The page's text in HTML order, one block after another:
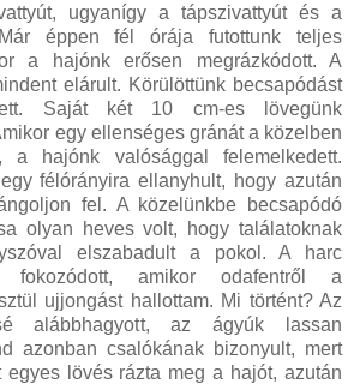
ugyanígy a tápszivattyút és a
éppen fél órája futottunk teljes
a hajónk erősen megrázkódott. A
elárult. Körülöttünk becsapódást
Saját két 10 cm-es lövegünk
egy ellenséges gránát a közelben
a hajónk valósággal felemelkedett.
félórányira ellanyhult, hogy azután
fel. A közelünkbe becsapódó
olyan heves volt, hogy találatoknak
elszabadult a pokol. A harc
fokozódott, amikor odafentről a
ujjongást hallottam. Mi történt? Az
alábbhagyott, az ágyúk lassan
azonban csalókának bizonyult, mert
egyes lövés rázta meg a hajót, azután